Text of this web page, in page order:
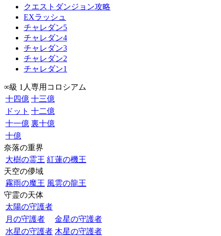
クエストダンジョン攻略
EXラッシュ
チャレダン5
チャレダン4
チャレダン3
チャレダン2
チャレダン1
∞級 1人専用コロシアム
十四億 十三億
ドット 十二億
十一億 裏十億
十億
奈落の重界
大樹の霊王 紅蓮の機王
天空の儚域
霧雨の魔王 風雲の龍王
守霊の天体
太陽の守護者
月の守護者
金星の守護者
水星の守護者 木星の守護者